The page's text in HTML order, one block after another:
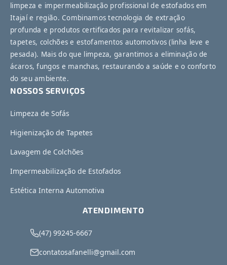
limpeza e impermeabilização profissional de estofados em
Itajaí e região. Combinamos tecnologia de extração
profunda e produtos certificados para revitalizar sofás,
tapetes, colchões e estofamentos automotivos (linha leve e
pesada). Mais do que limpeza, garantimos a eliminação de
ácaros, fungos e manchas, restaurando a saúde e o conforto
do seu ambiente.
NOSSOS SERVIÇOS
Limpeza de Sofás
Higienização de Tapetes
Lavagem de Colchões
Impermeabilização de Estofados
Estética Interna Automotiva
ATENDIMENTO
(47) 99245-6667
contatosafanelli@gmail.com